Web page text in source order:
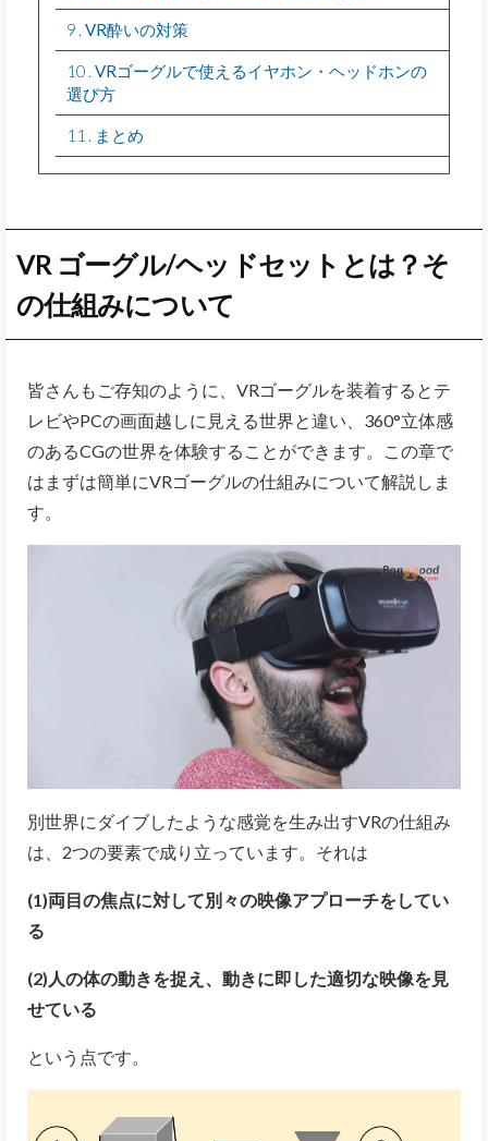
9 VR酔いの対策
10 VRゴーグルで使えるイヤホン・ヘッドホンの
選び方
11 まとめ
VR ゴーグル/ヘッドセットとは？そ
の仕組みについて
皆さんもご存知のように、VRゴーグルを装着するとテ
レビやPCの画面越しに見える世界と違い、360°立体感
のあるCGの世界を体験することができます。この章で
はまずは簡単にVRゴーグルの仕組みについて解説しま
す。
別世界にダイブしたような感覚を生み出すVRの仕組み
は、2つの要素で成り立っています。それは
(1)両目の焦点に対して別々の映像アプローチをしてい
る
(2)人の体の動きを捉え、動きに即した適切な映像を見
せている
という点です。